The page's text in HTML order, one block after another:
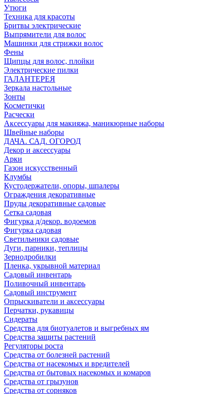
Утюги
Техника для красоты
Бритвы электрические
Выпрямители для волос
Машинки для стрижки волос
Фены
Щипцы для волос, плойки
Электрические пилки
ГАЛАНТЕРЕЯ
Зеркала настольные
Зонты
Косметички
Расчески
Аксессуары для макияжа, маникюрные наборы
Швейные наборы
ДАЧА. САД. ОГОРОД
Декор и аксессуары
Арки
Газон искусственный
Клумбы
Кустодержатели, опоры, шпалеры
Ограждения декоративные
Пруды декоративные садовые
Сетка садовая
Фигурка д/декор. водоемов
Фигурка садовая
Светильники садовые
Дуги, парники, теплицы
Зернодробилки
Пленка, укрывной материал
Садовый инвентарь
Поливочный инвентарь
Садовый инструмент
Опрыскиватели и аксессуары
Перчатки, рукавицы
Сидераты
Средства для биотуалетов и выгребных ям
Средства защиты растений
Регуляторы роста
Средства от болезней растений
Средства от насекомых и вредителей
Средства от бытовых насекомых и комаров
Средства от грызунов
Средства от сорняков